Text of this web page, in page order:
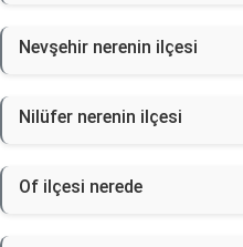
Nevşehir nerenin ilçesi
Nilüfer nerenin ilçesi
Of ilçesi nerede